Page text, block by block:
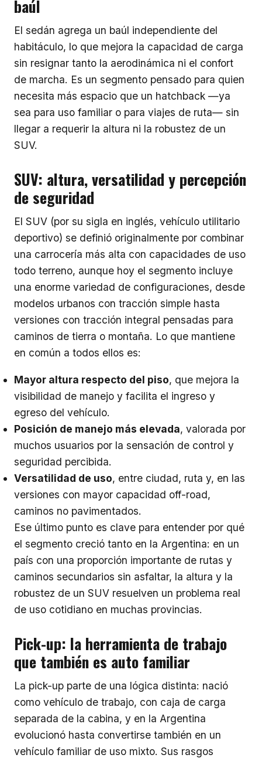
baúl
El sedán agrega un baúl independiente del
habitáculo, lo que mejora la capacidad de carga
sin resignar tanto la aerodinámica ni el confort
de marcha. Es un segmento pensado para quien
necesita más espacio que un hatchback —ya
sea para uso familiar o para viajes de ruta— sin
llegar a requerir la altura ni la robustez de un
SUV.
SUV: altura, versatilidad y percepción
de seguridad
El SUV (por su sigla en inglés, vehículo utilitario
deportivo) se definió originalmente por combinar
una carrocería más alta con capacidades de uso
todo terreno, aunque hoy el segmento incluye
una enorme variedad de configuraciones, desde
modelos urbanos con tracción simple hasta
versiones con tracción integral pensadas para
caminos de tierra o montaña. Lo que mantiene
en común a todos ellos es:
Mayor altura respecto del piso, que mejora la
visibilidad de manejo y facilita el ingreso y
egreso del vehículo.
Posición de manejo más elevada, valorada por
muchos usuarios por la sensación de control y
seguridad percibida.
Versatilidad de uso, entre ciudad, ruta y, en las
versiones con mayor capacidad off-road,
caminos no pavimentados.
Ese último punto es clave para entender por qué
el segmento creció tanto en la Argentina: en un
país con una proporción importante de rutas y
caminos secundarios sin asfaltar, la altura y la
robustez de un SUV resuelven un problema real
de uso cotidiano en muchas provincias.
Pick-up: la herramienta de trabajo
que también es auto familiar
La pick-up parte de una lógica distinta: nació
como vehículo de trabajo, con caja de carga
separada de la cabina, y en la Argentina
evolucionó hasta convertirse también en un
vehículo familiar de uso mixto. Sus rasgos